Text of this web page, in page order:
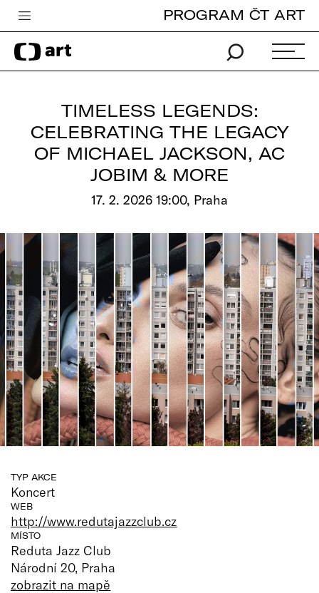
Česká televize
Zpravodajství
iVysílání
TV program
Vše o ČT
PROGRAM ČT ART
TIMELESS LEGENDS:
CELEBRATING THE LEGACY
OF MICHAEL JACKSON, AC
JOBIM & MORE
17. 2. 2026 19:00, Praha
TYP AKCE
Koncert
WEB
http://www.redutajazzclub.cz
MÍSTO
Reduta Jazz Club
Národní 20, Praha
zobrazit na mapě